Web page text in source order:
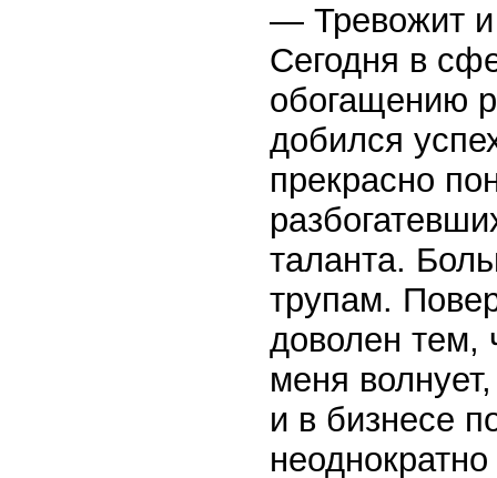
— Тревожит и
Сегодня в
обогащению
добился
прекрасно
таланта.
трупам.
доволен тем,
меня
и в бизнесе